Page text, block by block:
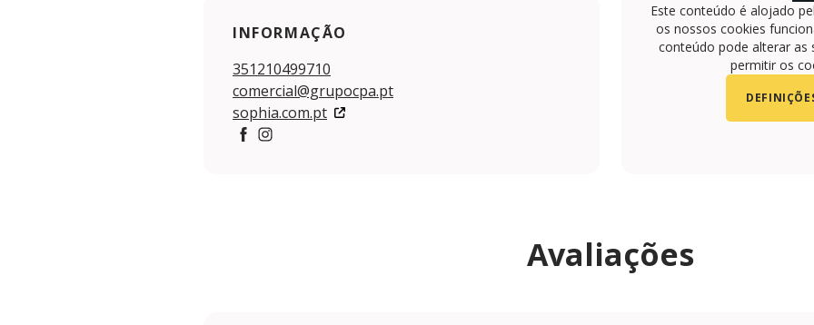
INFORMAÇÃO
351210499710
comercial@grupocpa.pt
sophia.com.pt
Este conteúdo é alojado
os nossos cookies
conteúdo pode alterar as
permitir os
Avaliações